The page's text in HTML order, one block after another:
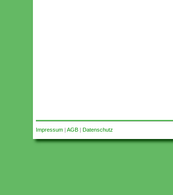
Impressum| AGB| Datenschutz